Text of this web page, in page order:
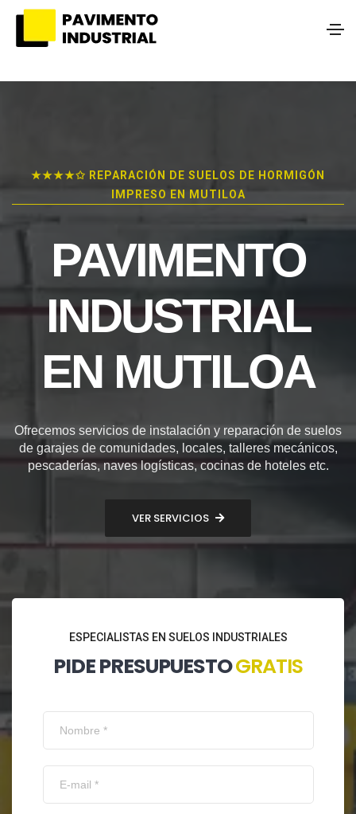
★★★★✩ REPARACIÓN DE SUELOS DE HORMIGÓN
IMPRESO EN MUTILOA
PAVIMENTO
INDUSTRIAL
EN MUTILOA
Ofrecemos servicios de instalación y reparación de suelos
de garajes de comunidades, locales, talleres mecánicos,
pescaderías, naves logísticas, cocinas de hoteles etc.
VER SERVICIOS
ESPECIALISTAS EN SUELOS INDUSTRIALES
PIDE PRESUPUESTOGRATIS